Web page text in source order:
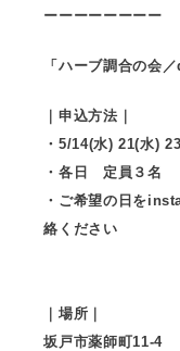
ーーーーーーーー
「ハーブ調合の会／
｜申込方法｜
・5/14(水) 21(水)
・各日 定員３名
・ご希望の日を
絡ください
｜場所｜
坂戸市薬師町11-4